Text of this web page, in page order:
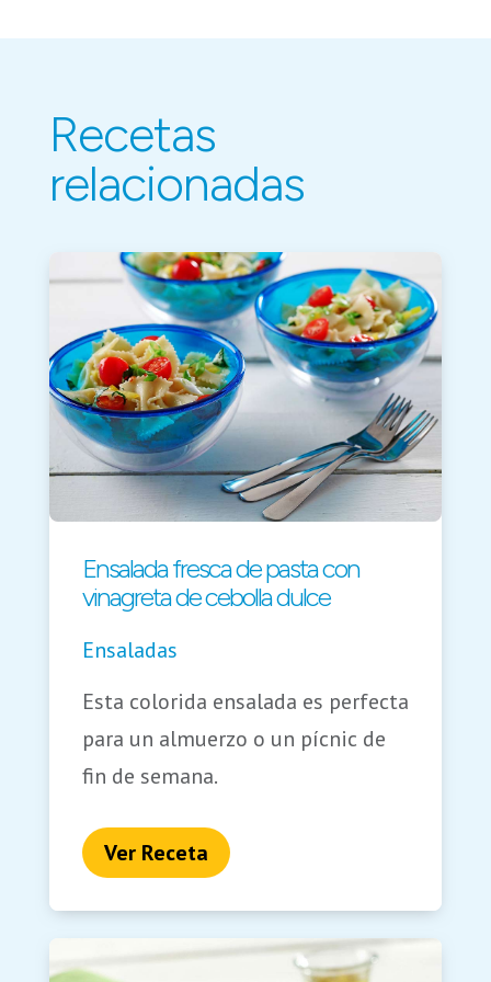
Recetas
relacionadas
Ensalada fresca de pasta con
vinagreta de cebolla dulce
Ensaladas
Esta colorida ensalada es perfecta
para un almuerzo o un pícnic de
fin de semana.
Ver Receta